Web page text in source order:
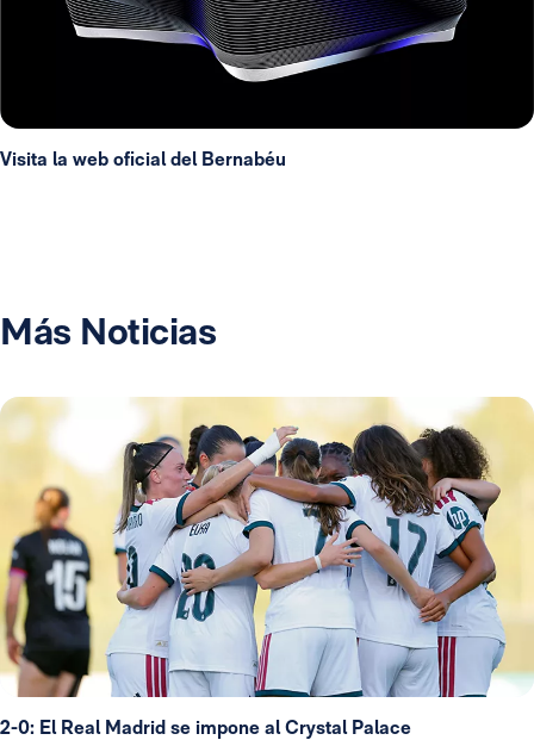
Visita la web oficial del Bernabéu
Más Noticias
2-0: El Real Madrid se impone al Crystal Palace